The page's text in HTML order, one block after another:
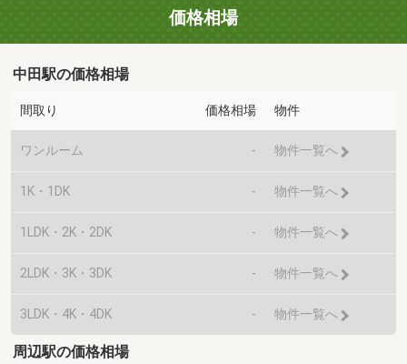
価格相場
中田駅の価格相場
間取り 価格相場 物件
ワンルーム - 物件一覧へ
1K・1DK - 物件一覧へ
1LDK・2K・2DK - 物件一覧へ
2LDK・3K・3DK - 物件一覧へ
3LDK・4K・4DK - 物件一覧へ
周辺駅の価格相場